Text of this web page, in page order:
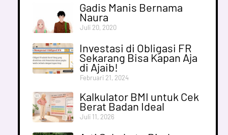
Gadis Manis Bernama
Naura
Juli 20, 2020
Investasi di Obligasi FR
Sekarang Bisa Kapan Aja
di Ajaib!
Februari 21, 2024
Kalkulator BMI untuk Cek
Berat Badan Ideal
Juli 11, 2026